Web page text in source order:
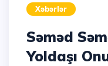
Xəbərlər
Səməd
Yoldaşı